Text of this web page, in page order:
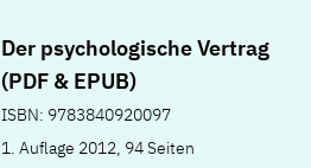
Der psychologische Vertrag
(PDF & EPUB)
ISBN: 9783840920097
1. Auflage 2012, 94 Seiten